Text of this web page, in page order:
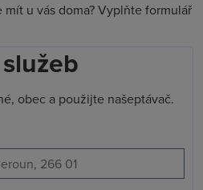
u vás doma? Vyplňte formulář
obec a použijte našeptávač.